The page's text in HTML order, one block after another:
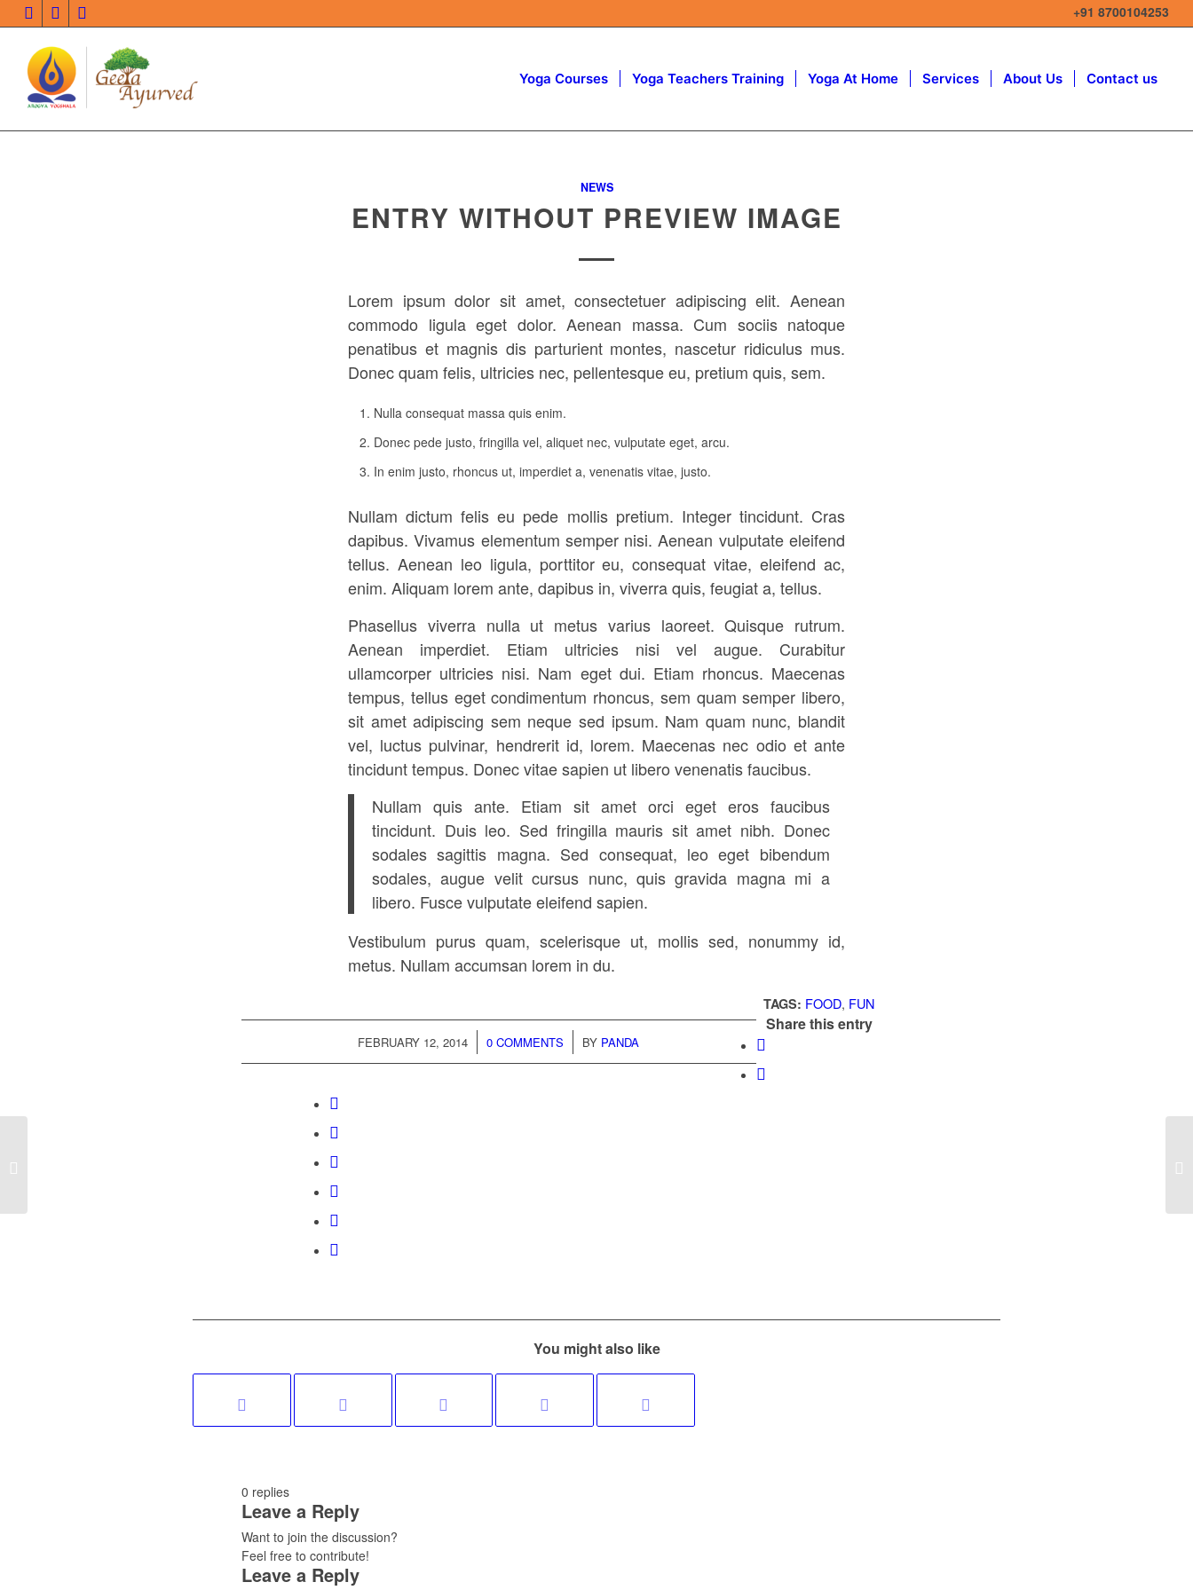
+91 8700104253
Yoga Courses Yoga Teachers Training Yoga At Home Services About Us Contact us
NEWS
ENTRY WITHOUT PREVIEW IMAGE
Lorem ipsum dolor sit amet, consectetuer adipiscing elit. Aenean
commodo ligula eget dolor. Aenean massa. Cum sociis natoque
penatibus et magnis dis parturient montes, nascetur ridiculus mus.
Donec quam felis, ultricies nec, pellentesque eu, pretium quis, sem.
Nulla consequat massa quis enim.
Donec pede justo, fringilla vel, aliquet nec, vulputate eget, arcu.
In enim justo, rhoncus ut, imperdiet a, venenatis vitae, justo.
Nullam dictum felis eu pede mollis pretium. Integer tincidunt. Cras
dapibus. Vivamus elementum semper nisi. Aenean vulputate eleifend
tellus. Aenean leo ligula, porttitor eu, consequat vitae, eleifend ac,
enim. Aliquam lorem ante, dapibus in, viverra quis, feugiat a, tellus.
Phasellus viverra nulla ut metus varius laoreet. Quisque rutrum.
Aenean imperdiet. Etiam ultricies nisi vel augue. Curabitur
ullamcorper ultricies nisi. Nam eget dui. Etiam rhoncus. Maecenas
tempus, tellus eget condimentum rhoncus, sem quam semper libero,
sit amet adipiscing sem neque sed ipsum. Nam quam nunc, blandit
vel, luctus pulvinar, hendrerit id, lorem. Maecenas nec odio et ante
tincidunt tempus. Donec vitae sapien ut libero venenatis faucibus.
Nullam quis ante. Etiam sit amet orci eget eros faucibus
tincidunt. Duis leo. Sed fringilla mauris sit amet nibh. Donec
sodales sagittis magna. Sed consequat, leo eget bibendum
sodales, augue velit cursus nunc, quis gravida magna mi a
libero. Fusce vulputate eleifend sapien.
Vestibulum purus quam, scelerisque ut, mollis sed, nonummy id,
metus. Nullam accumsan lorem in du.
FEBRUARY 12, 2014 0 COMMENTS
/ BY PANDA
TAGS: FOOD, FUN
Share this entry
You might also like
0 replies
Leave a Reply
Want to join the discussion?
Feel free to contribute!
Leave a Reply